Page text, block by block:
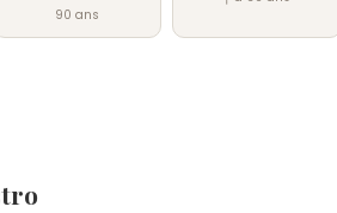
90 ans